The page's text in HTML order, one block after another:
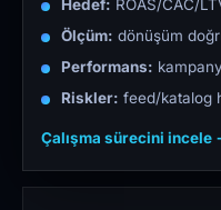
Hedef: ROAS/CAC/
Ölçüm: dönüşüm
Performans:
Riskler: feed/katalog
Çalışma sürecini incele